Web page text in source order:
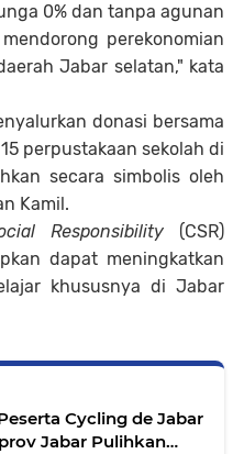
0% dan tanpa agunan
perekonomian
Jabar selatan," kata
donasi bersama
perpustakaan sekolah di
secara simbolis oleh
Kamil.
Responsibility (CSR)
dapat meningkatkan
khususnya di Jabar
Cycling de Jabar